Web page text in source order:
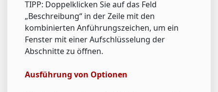
TIPP: Doppelklicken Sie auf das Feld
„Beschreibung“ in der Zeile mit den
kombinierten Anführungszeichen, um ein
Fenster mit einer Aufschlüsselung der
Abschnitte zu öffnen.
Ausführung von Optionen